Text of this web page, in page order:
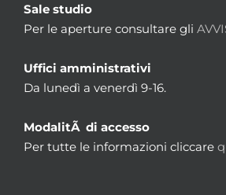
Sale studio
Per le aperture consultare gli
Uffici amministrativi
Da lunedì a venerdì 9-16.
ModalitÃ di accesso
Per tutte le informazioni cliccare